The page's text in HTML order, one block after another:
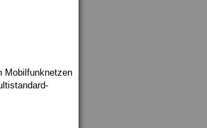
Mobilfunknetzen